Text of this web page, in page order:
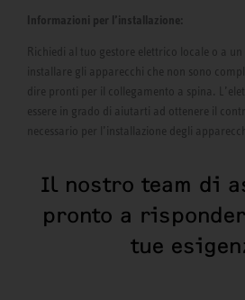
Informazioni per l’installazione:
Richiedi al tuo gestore elettrico locale o a un
installare gli apparecchi che non sono
dire pronti per il collegamento a spina.
essere in grado di aiutarti ad ottenere il
necessario per l’installazione degli
Il nostro team di
pronto a
tue